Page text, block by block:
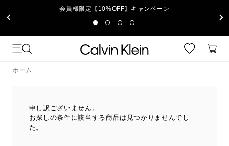
会員様限定【10%OFF】キャンペーン
ホーム
申し訳ございません。
お探しの条件に該当する商品は見つかりませんでし
た。